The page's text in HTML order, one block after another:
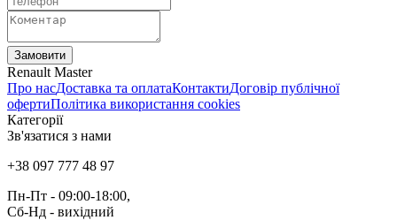
Замовити
Renault Master
Про насДоставка та оплатаКонтактиДоговір публічної
офертиПолітика використання cookies
Категорії
Зв'язатися з нами
+38 097 777 48 97
Пн-Пт - 09:00-18:00,
Сб-Нд - вихідний